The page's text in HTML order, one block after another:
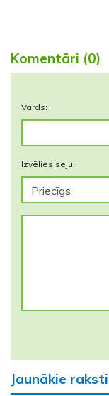
Komentāri (0)
Vārds:
Izvēlies seju:
Jaunākie raksti